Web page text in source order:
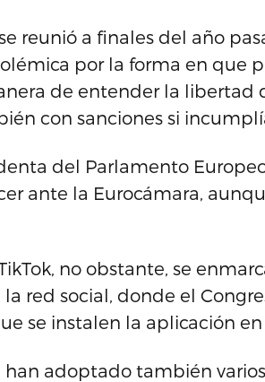
reunió a finales del año
por la forma en que
de entender la libertad
con sanciones si
del Parlamento
ante la Eurocámara,
no obstante, se
la red social, donde el
se instalen la aplicación
adoptado también varios